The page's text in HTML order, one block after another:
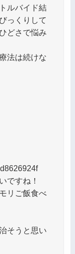
ルバイド結
っくりして
どさで悩み
法は続けな
ですね！
リご飯食べ
そうと思い